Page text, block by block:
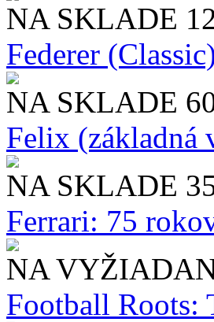
NA SKLADE
Federer
NA SKLADE
Felix (základná
NA SKLADE
Ferrari: 75
NA
Football Roots: